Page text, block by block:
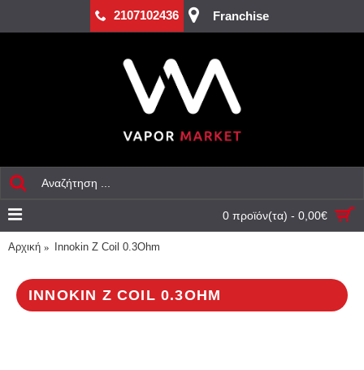
2107102436 Franchise
0 προϊόν(τα) - 0,00€
Αρχική Innokin Z Coil 0.3Ohm
INNOKIN Z COIL 0.3OHM